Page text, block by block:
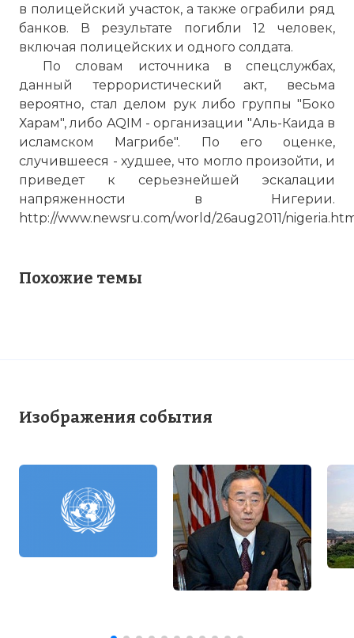
в полицейский участок, а также ограбили ряд
банков. В результате погибли 12 человек,
включая полицейских и одного солдата.
По словам источника в спецслужбах,
данный террористический акт, весьма
вероятно, стал делом рук либо группы "Боко
Харам", либо AQIM - организации "Аль-Каида в
исламском Магрибе". По его оценке,
случившееся - худшее, что могло произойти, и
приведет к серьезнейшей эскалации
напряженности в Нигерии.
http://www.newsru.com/world/26aug2011/
Похожие темы
Изображения события